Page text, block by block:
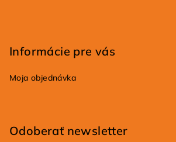
Informácie pre vás
Moja objednávka
Odoberať newsletter